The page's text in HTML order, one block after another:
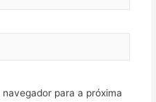
para a próxima